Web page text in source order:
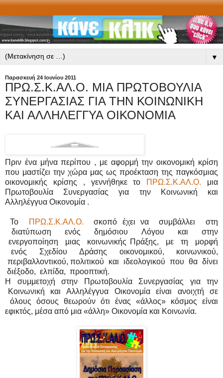
▼
Παρασκευή 24 Ιουνίου 2011
ΠΡΩ.Σ.Κ.ΑΛ.Ο. ΜΙΑ ΠΡΩΤΟΒΟΥΛΙΑ
ΣΥΝΕΡΓΑΣΙΑΣ ΓΙΑ ΤΗΝ ΚΟΙΝΩΝΙΚΗ
ΚΑΙ ΑΛΛΗΛΕΓΓΥΑ ΟΙΚΟΝΟΜΙΑ
Πριν ένα μήνα περίπου , με αφορμή την οικονομική κρίση
που μαστίζει την χώρα μας ως προέκταση της παγκόσμιας
οικονομικής κρίσης , γεννήθηκε το
ΠΡΩ.Σ.Κ.ΑΛ.Ο. μια
Πρωτοβουλία Συνεργασίας για την Κοινωνική και
Αλληλέγγυα Οικονομία .
Το ΠΡΩ.Σ.Κ.ΑΛ.Ο. σκοπό έχει να συμβάλλει στη
διατύπωση ενός δημόσιου Λόγου και στην
ενεργοποίηση μιας κοινωνικής Πράξης, με τη μορφή
ενός Σχεδίου Δράσης οικονομικού, κοινωνικού,
περιβαλλοντικού, πολιτικού και ιδεολογικού που θα δίνει
διέξοδο, ελπίδα, προοπτική.
Η συμμετοχή στην Πρωτοβουλία Συνεργασίας για την
Κοινωνική και Αλληλέγγυα Οικονομία είναι ανοιχτή σε
όλους όσους θεωρούν ότι ένας «άλλος» κόσμος είναι
εφικτός, μέσα από μια «άλλη» Οικονομία και Κοινωνία.